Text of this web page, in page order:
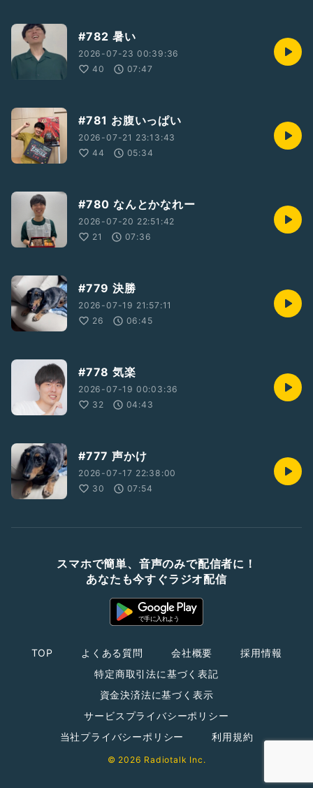
#782 暑い
2026-07-23 00:39:36
40
07:47
#781 お腹いっぱい
2026-07-21 23:13:43
44
05:34
#780 なんとかなれー
2026-07-20 22:51:42
21
07:36
#779 決勝
2026-07-19 21:57:11
26
06:45
#778 気楽
2026-07-19 00:03:36
32
04:43
#777 声かけ
2026-07-17 22:38:00
30
07:54
スマホで簡単、音声のみで配信者に！
あなたも今すぐラジオ配信
TOP よくある質問 会社概要
採用情報
特定商取引法に基づく表記
資金決済法に基づく表示
サービスプライバシーポリシー
当社プライバシーポリシー
利用規約
© 2026 Radiotalk Inc.